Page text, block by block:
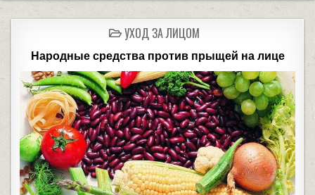
УХОД ЗА ЛИЦОМ
Народные средства против прыщей на лице